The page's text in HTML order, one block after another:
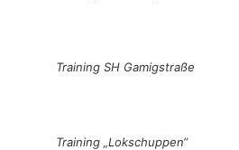
Training SH Gamigstraße
Training „Lokschuppen“